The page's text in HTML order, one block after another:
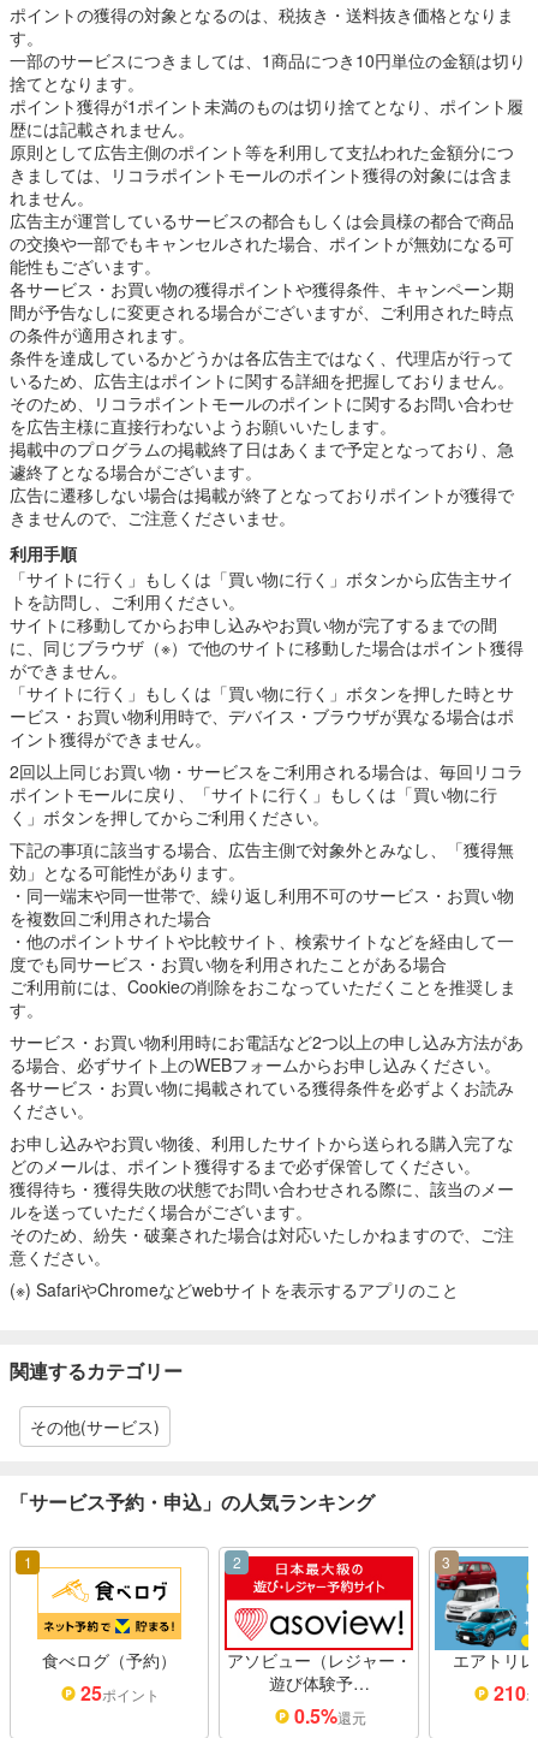
ポイントの獲得の対象となるのは、税抜き・送料抜き価格となりま
す。
一部のサービスにつきましては、1商品につき10円単位の金額は切り
捨てとなります。
ポイント獲得が1ポイント未満のものは切り捨てとなり、ポイント履
歴には記載されません。
原則として広告主側のポイント等を利用して支払われた金額分につ
きましては、リコラポイントモールのポイント獲得の対象には含ま
れません。
広告主が運営しているサービスの都合もしくは会員様の都合で商品
の交換や一部でもキャンセルされた場合、ポイントが無効になる可
能性もございます。
各サービス・お買い物の獲得ポイントや獲得条件、キャンペーン期
間が予告なしに変更される場合がございますが、ご利用された時点
の条件が適用されます。
条件を達成しているかどうかは各広告主ではなく、代理店が行って
いるため、広告主はポイントに関する詳細を把握しておりません。
そのため、リコラポイントモールのポイントに関するお問い合わせ
を広告主様に直接行わないようお願いいたします。
掲載中のプログラムの掲載終了日はあくまで予定となっており、急
遽終了となる場合がございます。
広告に遷移しない場合は掲載が終了となっておりポイントが獲得で
きませんので、ご注意くださいませ。
利用手順
「サイトに行く」もしくは「買い物に行く」ボタンから広告主サイ
トを訪問し、ご利用ください。
サイトに移動してからお申し込みやお買い物が完了するまでの間
に、同じブラウザ（※）で他のサイトに移動した場合はポイント獲得
ができません。
「サイトに行く」もしくは「買い物に行く」ボタンを押した時とサ
ービス・お買い物利用時で、デバイス・ブラウザが異なる場合はポ
イント獲得ができません。
2回以上同じお買い物・サービスをご利用される場合は、毎回リコラ
ポイントモールに戻り、「サイトに行く」もしくは「買い物に行
く」ボタンを押してからご利用ください。
下記の事項に該当する場合、広告主側で対象外とみなし、「獲得無
効」となる可能性があります。
・同一端末や同一世帯で、繰り返し利用不可のサービス・お買い物
を複数回ご利用された場合
・他のポイントサイトや比較サイト、検索サイトなどを経由して一
度でも同サービス・お買い物を利用されたことがある場合
ご利用前には、Cookieの削除をおこなっていただくことを推奨しま
す。
サービス・お買い物利用時にお電話など2つ以上の申し込み方法があ
る場合、必ずサイト上のWEBフォームからお申し込みください。
各サービス・お買い物に掲載されている獲得条件を必ずよくお読み
ください。
お申し込みやお買い物後、利用したサイトから送られる購入完了な
どのメールは、ポイント獲得するまで必ず保管してください。
獲得待ち・獲得失敗の状態でお問い合わせされる際に、該当のメー
ルを送っていただく場合がございます。
そのため、紛失・破棄された場合は対応いたしかねますので、ご注
意ください。
(※) SafariやChromeなどwebサイトを表示するアプリのこと
関連するカテゴリー
その他(サービス)
「サービス予約・申込」の人気ランキング
1
食べログ（予約）
25ポイント
2
アソビュー（レジャー・
遊び体験予…
0.5%還元
3
エアトリ
210